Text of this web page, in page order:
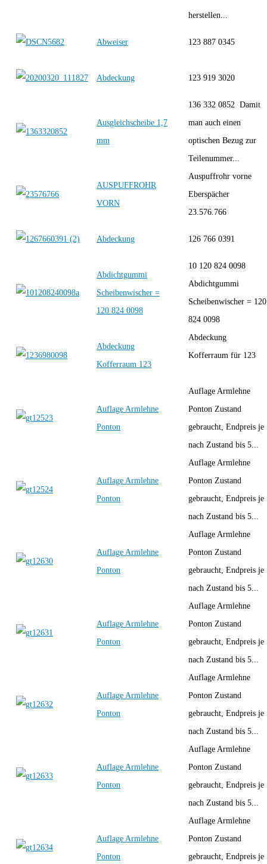
herstellen...
Abweiser 123 887 0345
Abdeckung 123 919 3020
Ausgleichscheibe 1,7
mm
136 332 0852 Damit
man auch einen
optischen Bezug zur
Teilenummer...
AUSPUFFROHR
VORN
Auspuffrohr vorne
Eberspächer
23.576.766
Abdeckung 126 766 0391
Abdichtgummi
Scheibenwischer =
120 824 0098
10 120 824 0098
Abdichtgummi
Scheibenwischer = 120
824 0098
Abdeckung
Kofferraum 123
Abdeckung
Kofferraum für 123
Auflage Armlehne
Ponton
Auflage Armlehne
Ponton Zustand
gebraucht, Endpreis je
nach Zustand bis 5...
Auflage Armlehne
Ponton
Auflage Armlehne
Ponton Zustand
gebraucht, Endpreis je
nach Zustand bis 5...
Auflage Armlehne
Ponton
Auflage Armlehne
Ponton Zustand
gebraucht, Endpreis je
nach Zustand bis 5...
Auflage Armlehne
Ponton
Auflage Armlehne
Ponton Zustand
gebraucht, Endpreis je
nach Zustand bis 5...
Auflage Armlehne
Ponton
Auflage Armlehne
Ponton Zustand
gebraucht, Endpreis je
nach Zustand bis 5...
Auflage Armlehne
Ponton
Auflage Armlehne
Ponton Zustand
gebraucht, Endpreis je
nach Zustand bis 5...
Auflage Armlehne
Ponton
Auflage Armlehne
Ponton Zustand
gebraucht, Endpreis je